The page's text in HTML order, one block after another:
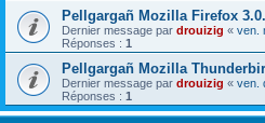
Pellgargañ Mozilla Firefox
Dernier message par drouizig « ven.
Réponses : 1
Pellgargañ Mozilla
Dernier message par drouizig « ven.
Réponses : 1